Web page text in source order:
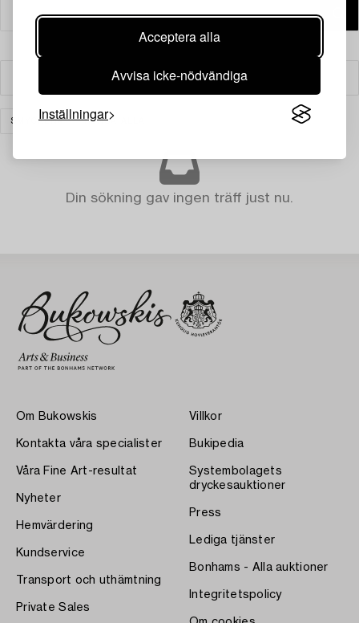
Acceptera alla
Avvisa icke-nödvändiga
Inställningar
Filter
SMYCKEN RENSA ALLA
Din sökning gav ingen träff just nu.
Om Bukowskis
Kontakta våra specialister
Våra Fine Art-resultat
Nyheter
Hemvärdering
Kundservice
Transport och uthämtning
Private Sales
Villkor
Bukipedia
Systembolagets
dryckesauktioner
Press
Lediga tjänster
Bonhams - Alla auktioner
Integritetspolicy